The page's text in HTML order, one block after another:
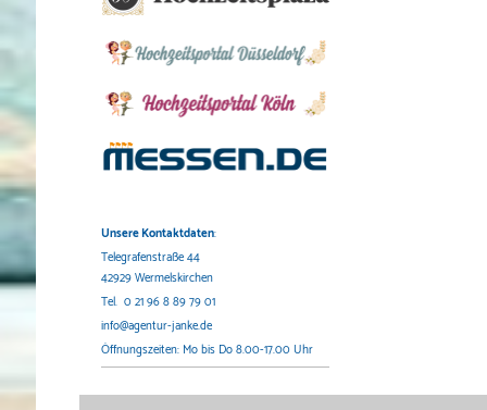
Unsere Kontaktdaten:
Telegrafenstraße 44
42929 Wermelskirchen
Tel. 0 21 96 8 89 79 01
info@agentur-janke.de
Öffnungszeiten: Mo bis Do 8.00-17.00 Uhr